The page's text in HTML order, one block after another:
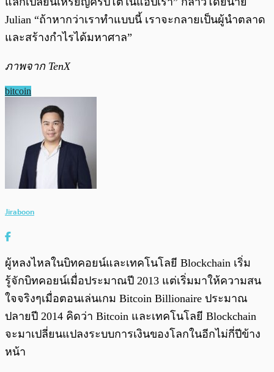
Julian “ถ้าหากว่าเราทำแบบนี้ เราจะกลายเป็นผู้นำตลาด
และสร้างกำไรได้มหาศาล”
ภาพจาก TenX
bitcoin
Jiraboon
ผู้หลงไหลในบิทคอยน์และเทคโนโลยี Blockchain เริ่ม
รู้จักบิทคอยน์เมื่อประมาณปี 2013 แต่เริ่มมาให้ความสน
ใจจริงๆเมื่อตอนเล่นเกม Bitcoin Billionaire ประมาณ
ปลายปี 2014 คิดว่า Bitcoin และเทคโนโลยี Blockchain
จะมาเปลี่ยนแปลงระบบการเงินของโลกในอีกไม่กี่ปีข้าง
หน้า